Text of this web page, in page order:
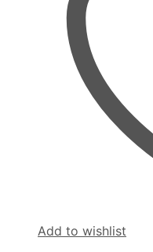
Add to wishlist